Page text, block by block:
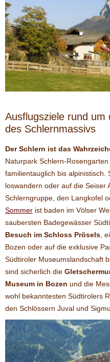
Ausflugsziele rund
des Schlernmassivs
Der Schlern ist das
Naturpark Schlern-
familientauglich bis alpinistisch.
loswandern oder auf die Seiser
Schlerngruppe, den Langkofel
Sommer ist baden im Völser
saubersten Badegewässer
Besuch im Schloss Prösels ,
Bozen oder auf die exklusive
Südtiroler Museumslandschaft
sind sicherlich die
Museum in Bozen und die
wohl bekanntesten Südtirolers
den Schlössern Juval und